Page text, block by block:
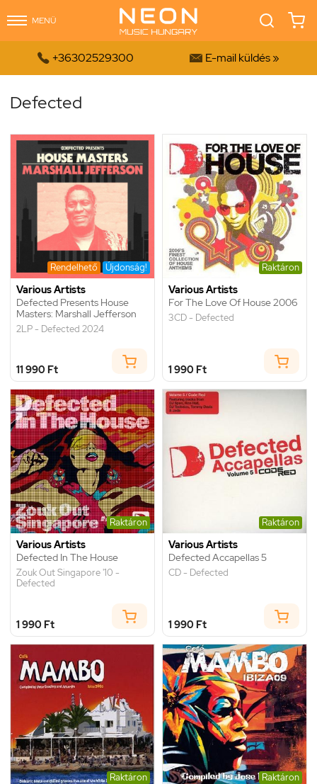
MENÜ
 +36302529300  E-mail küldés »
Defected
Rendelhető Újdonság!
Various Artists
Defected Presents House
Masters: Marshall Jefferson
2LP - Defected 2024
11 990 Ft
Raktáron
Various Artists
For The Love Of House 2006
3CD - Defected
1 990 Ft
Raktáron
Various Artists
Defected In The House
Zouk Out Singapore '10 -
Defected
1 990 Ft
Raktáron
Various Artists
Defected Accapellas 5
CD - Defected
1 990 Ft
Raktáron Raktáron